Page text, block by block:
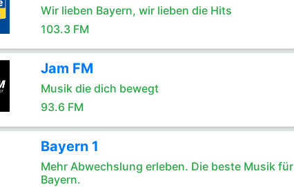
Wir lieben Bayern, wir lieben die Hits
103.3 FM
Jam FM
Musik die dich bewegt
93.6 FM
Bayern 1
Mehr Abwechslung erleben. Die beste Musik für
Bayern.